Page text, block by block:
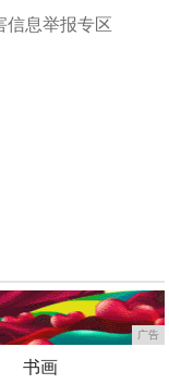
信息举报专区
广告
书画